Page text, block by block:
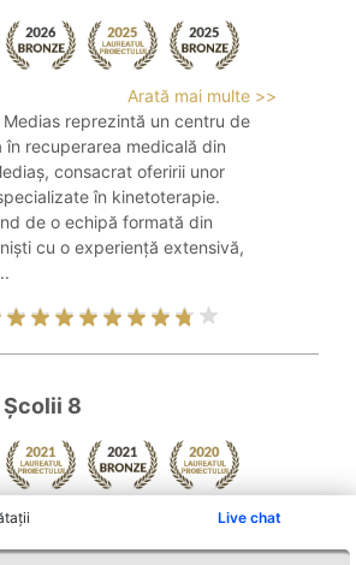
Live chat
Arată mai multe >>
Medias reprezintă un centru de
în recuperarea medicală din
consacrat oferirii unor
în kinetoterapie.
de o echipă formată din
cu o experiență extensivă,
8
Arată mai multe >>